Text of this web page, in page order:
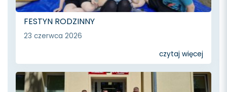
FESTYN RODZINNY
23 czerwca 2026
czytaj więcej